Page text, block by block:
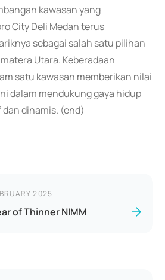
kawasan yang
City Deli Medan terus
sebagai salah satu pilihan
Utara. Keberadaan
satu kawasan memberikan nilai
dalam mendukung gaya hidup
dinamis. (end)
2025
of Thinner NIMM